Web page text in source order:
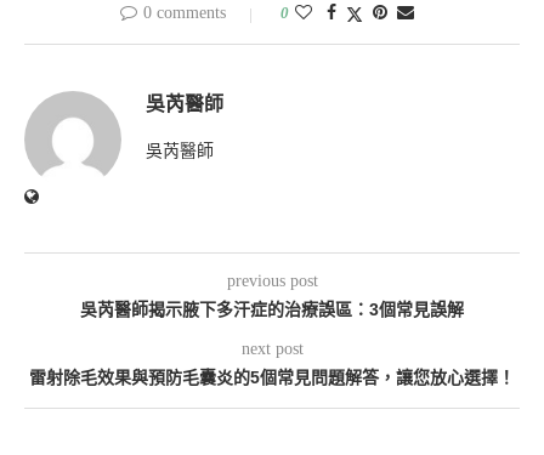
0 comments 0
吳芮醫師
吳芮醫師
previous post
吳芮醫師揭示腋下多汗症的治療誤區：3個常見誤解
next post
雷射除毛效果與預防毛囊炎的5個常見問題解答，讓您放心選擇！